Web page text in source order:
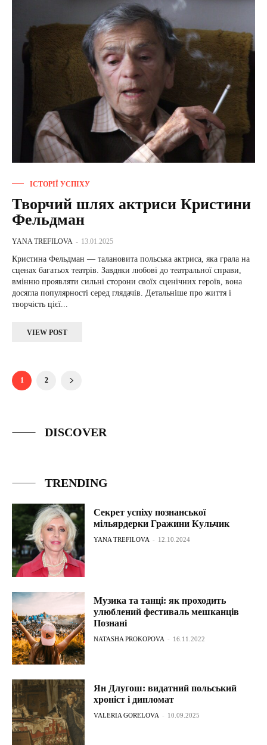
ІСТОРІЇ УСПІХУ
Творчий шлях актриси Кристини
Фельдман
YANA TREFILOVA - 13.01.2025
Кристина Фельдман — талановита польська актриса, яка грала на
сценах багатьох театрів. Завдяки любові до театральної справи,
вмінню проявляти сильні сторони своїх сценічних героїв, вона
досягла популярності серед глядачів. Детальніше про життя і
творчість цієї...
VIEW POST
1 2
DISCOVER
TRENDING
Секрет успіху познанської
мільярдерки Гражини Кульчик
YANA TREFILOVA - 12.10.2024
Музика та танці: як проходить
улюблений фестиваль мешканців
Познані
NATASHA PROKOPOVA - 16.11.2022
Ян Длугош: видатний польський
хроніст і дипломат
VALERIA GORELOVA - 10.09.2025